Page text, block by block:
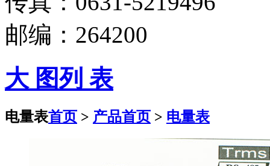
邮编：264200
大 图列 表
电量表首页 > 产品首页 > 电量表